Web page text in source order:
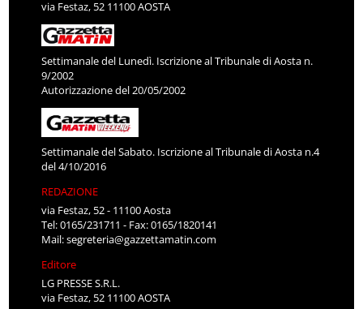
via Festaz, 52 11100 AOSTA
Settimanale del Lunedì. Iscrizione al Tribunale di Aosta n.
9/2002
Autorizzazione del 20/05/2002
Settimanale del Sabato. Iscrizione al Tribunale di Aosta n.4
del 4/10/2016
REDAZIONE
via Festaz, 52 - 11100 Aosta
Tel: 0165/231711 - Fax: 0165/1820141
Mail:segreteria@gazzettamatin.com
Editore
LG PRESSE S.R.L.
via Festaz, 52 11100 AOSTA